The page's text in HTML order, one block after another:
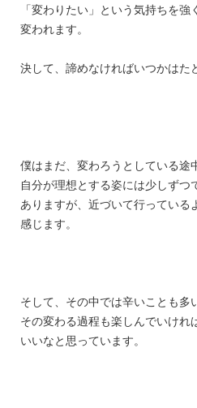
「変わりたい」という気持ちを強
変われます。
決して、諦めなければいつかはた
僕はまだ、変わろうとしている途
自分が理想とする姿には少しずつ
ありますが、近づいて行っている
感じます。
そして、その中では辛いことも多
その変わる過程も楽しんでいけれ
いいなと思っています。